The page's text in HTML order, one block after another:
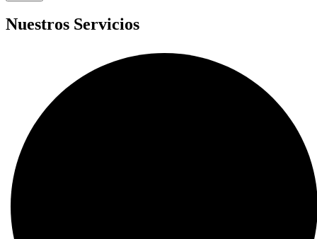
Nuestros Servicios